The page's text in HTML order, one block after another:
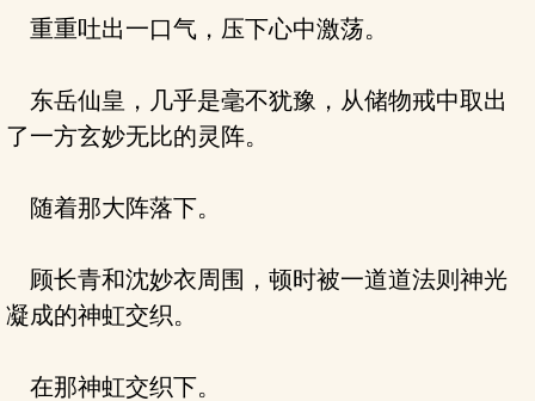
重重吐出一口气，压下心中激荡。
东岳仙皇，几乎是毫不犹豫，从储物戒中取出
了一方玄妙无比的灵阵。
随着那大阵落下。
顾长青和沈妙衣周围，顿时被一道道法则神光
凝成的神虹交织。
在那神虹交织下。